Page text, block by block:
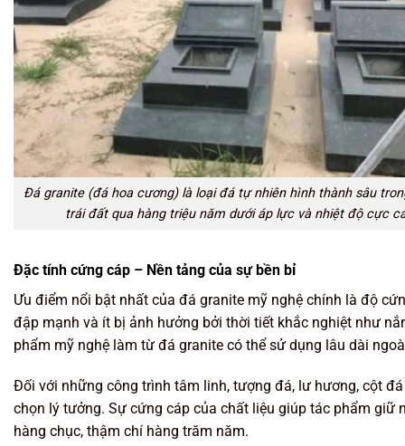
Đá granite (đá hoa cương) là loại đá tự nhiên hình thành sâu
trái đất qua hàng triệu năm dưới áp lực và nhiệt độ cực
Đặc tính cứng cáp – Nền tảng của sự bền bỉ
Ưu điểm nổi bật nhất của đá granite mỹ nghệ chính là độ
đập mạnh và ít bị ảnh hưởng bởi thời tiết khắc nghiệt như
phẩm mỹ nghệ làm từ đá granite có thể sử dụng lâu dài
Đối với những công trình tâm linh, tượng đá, lư hương, cột
chọn lý tưởng. Sự cứng cáp của chất liệu giúp tác phẩm giữ
hàng chục, thậm chí hàng trăm năm.